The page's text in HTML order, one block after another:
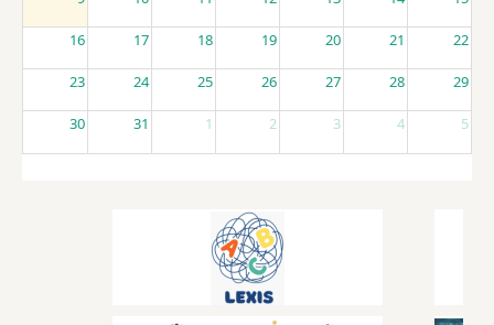
16 17 18 19 20 21 22
23 24 25 26 27 28 29
30 31 1 2 3 4 5